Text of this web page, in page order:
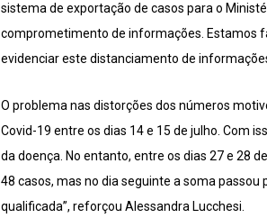
sistema de exportação de casos para o
comprometimento de informações. Estamos
evidenciar este distanciamento de
O problema nas distorções dos números
Covid-19 entre os dias 14 e 15 de julho. Com
da doença. No entanto, entre os dias 27 e 28
48 casos, mas no dia seguinte a soma
qualificada”, reforçou Alessandra Lucchesi.